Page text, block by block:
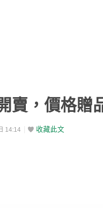
賣，價格贈
14:14 收藏此文